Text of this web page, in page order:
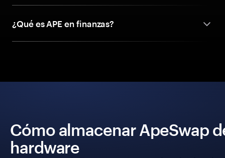
¿Qué es APE en finanzas?
Cómo almacenar ApeSwap
hardware